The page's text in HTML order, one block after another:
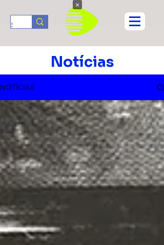
Notícias
NOTÍCIAS
×